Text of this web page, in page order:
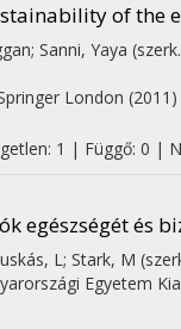
of the
Sanni, Yaya
London (2011)
1 | Függő: 0 |
egészségét és
L; Stark, M
Egyetem